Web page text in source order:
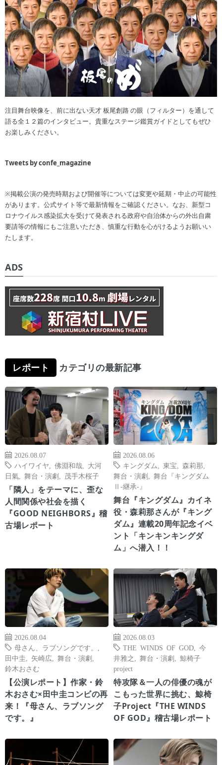
注目舞台映像を、前に出ない天才 板尾創路 の眼（フィルター）を通して
語る全１２篇のインタビュー。貴重なステージ鑑賞ガイドとしてもぜひ
お楽しみください。
Tweets by confe_magazine
※掲載公演の発売時期および開催等については変更や延期・中止の可能性
があります。公式サイト等で最新情報をご確認ください。なお、新型コ
ロナウイルス感染拡大を受けて発表される政府や自治体からの外出自粛
要請等の情報にもご注意いただき、慎重な行動を心がけるようお願いい
たします。
ADS
レポート カテゴリの最新記事
2026.08.07
ハイワイヤ
佛淵和哉
大河
日氣
舞台・演劇 茂手木桜子
「隣人」をテーマに、歪な
人間関係や社会を描く
『GOOD NEIGHBORS』稽
古場レポート
2026.08.06
キングダム
東宝 森莉那
舞台・演劇
舞台『キングダム
Ⅱ-継承-』
舞台『キングダム』カイネ
役・森莉那さんが『キング
ダム』連載20周年記念イベ
ント「キンキンキングダ
ム」へ潜入！！
2026.08.04
母さん、ラブソングです。
田中圭
矢崎広 舞台・演劇
鈴木おさむ
【公演レポート】作家・鈴
木おさむ×田中圭コンビの再
来！『母さん、ラブソング
です。』
2026.08.03
THE WINDS OF GOD
今
井雅之
舞台・演劇
鯨椅子
project
特攻隊＆一人の俳優の魂が
こもった世界に挑む、鯨椅
子Project『THE WINDS
OF GOD』稽古場レポート